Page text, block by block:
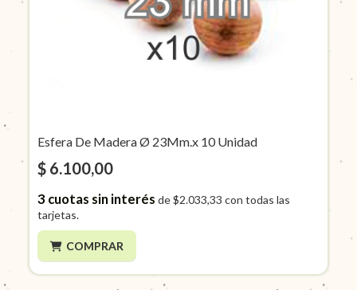
Esfera De Madera Ø 23Mm.x 10 Unidad
$ 6.100,00
3cuotas sin interés de$2.033,33 con todas las
tarjetas.
COMPRAR